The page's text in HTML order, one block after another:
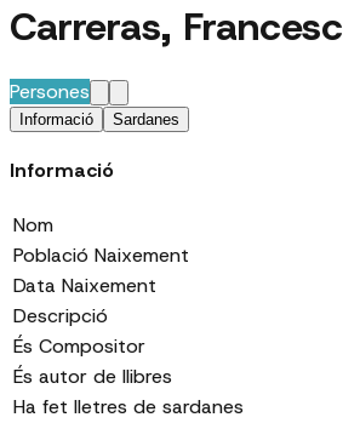
Carreras, Francesc
Persones
Informació Sardanes
Informació
Nom
Població Naixement
Data Naixement
Descripció
És Compositor
És autor de llibres
Ha fet lletres de sardanes